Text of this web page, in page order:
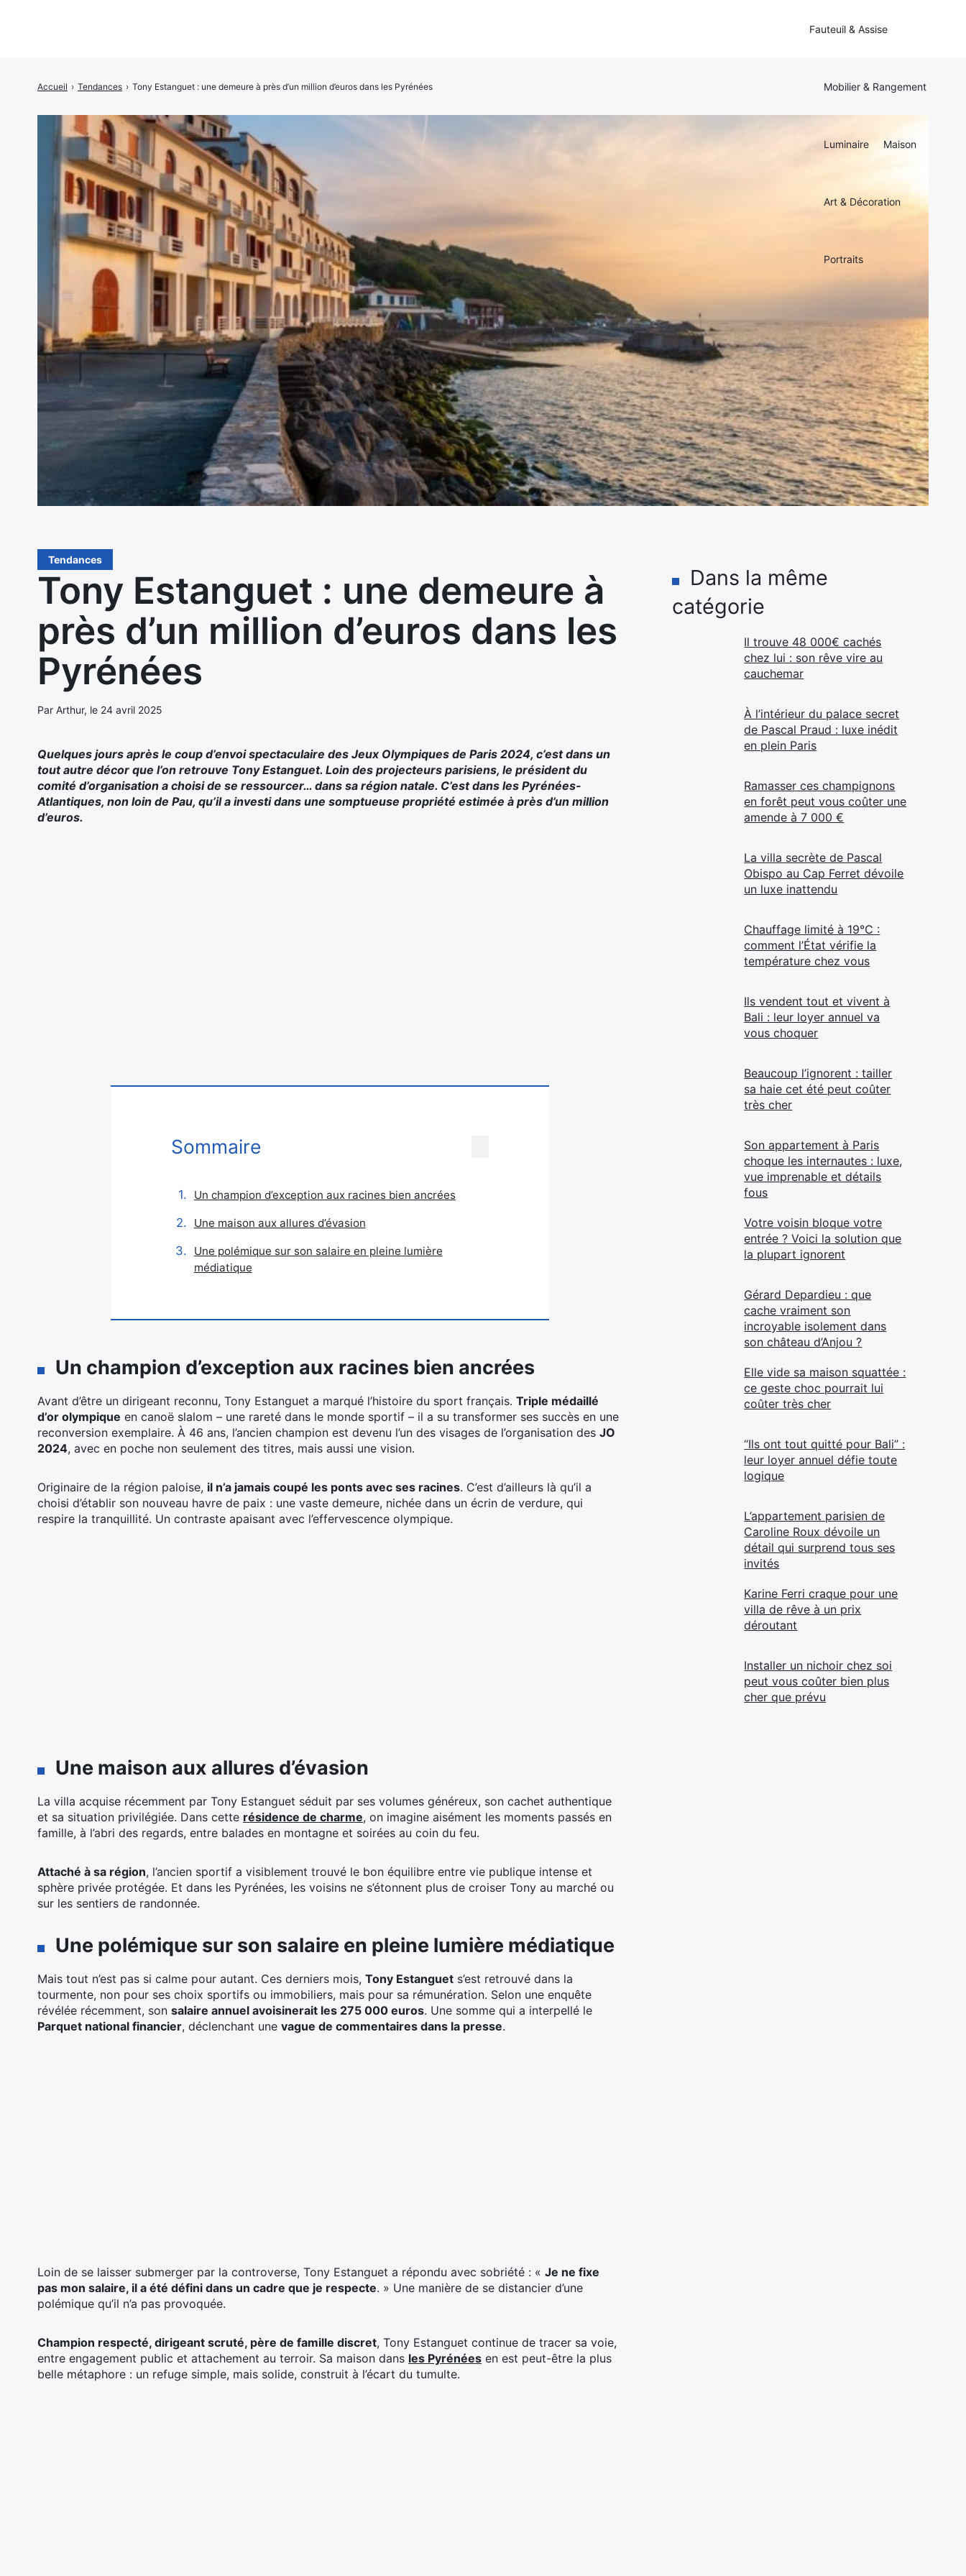
Accueil › Tendances › Tony Estanguet : une demeure à près d’un million d’euros dans les Pyrénées
Tendances
Tony Estanguet : une demeure à
près d’un million d’euros dans les
Pyrénées
Par Arthur, le 24 avril 2025
Quelques jours après le coup d’envoi spectaculaire des Jeux Olympiques de Paris 2024, c’est dans un
tout autre décor que l’on retrouve Tony Estanguet. Loin des projecteurs parisiens, le président du
comité d’organisation a choisi de se ressourcer… dans sa région natale. C’est dans les Pyrénées-
Atlantiques, non loin de Pau, qu’il a investi dans une somptueuse propriété estimée à près d’un million
d’euros.
Sommaire
Un champion d’exception aux racines bien ancrées
Une maison aux allures d’évasion
Une polémique sur son salaire en pleine lumière
médiatique
Un champion d’exception aux racines bien ancrées
Avant d’être un dirigeant reconnu, Tony Estanguet a marqué l’histoire du sport français. Triple médaillé
d’or olympique en canoë slalom – une rareté dans le monde sportif – il a su transformer ses succès en une
reconversion exemplaire. À 46 ans, l’ancien champion est devenu l’un des visages de l’organisation des JO
2024, avec en poche non seulement des titres, mais aussi une vision.
Originaire de la région paloise, il n’a jamais coupé les ponts avec ses racines. C’est d’ailleurs là qu’il a
choisi d’établir son nouveau havre de paix : une vaste demeure, nichée dans un écrin de verdure, qui
respire la tranquillité. Un contraste apaisant avec l’effervescence olympique.
Une maison aux allures d’évasion
La villa acquise récemment par Tony Estanguet séduit par ses volumes généreux, son cachet authentique
et sa situation privilégiée. Dans cette résidence de charme, on imagine aisément les moments passés en
famille, à l’abri des regards, entre balades en montagne et soirées au coin du feu.
Attaché à sa région, l’ancien sportif a visiblement trouvé le bon équilibre entre vie publique intense et
sphère privée protégée. Et dans les Pyrénées, les voisins ne s’étonnent plus de croiser Tony au marché ou
sur les sentiers de randonnée.
Une polémique sur son salaire en pleine lumière médiatique
Mais tout n’est pas si calme pour autant. Ces derniers mois, Tony Estanguet s’est retrouvé dans la
tourmente, non pour ses choix sportifs ou immobiliers, mais pour sa rémunération. Selon une enquête
révélée récemment, son salaire annuel avoisinerait les 275 000 euros. Une somme qui a interpellé le
Parquet national financier, déclenchant une vague de commentaires dans la presse.
Loin de se laisser submerger par la controverse, Tony Estanguet a répondu avec sobriété : « Je ne fixe
pas mon salaire, il a été défini dans un cadre que je respecte. » Une manière de se distancier d’une
polémique qu’il n’a pas provoquée.
Champion respecté, dirigeant scruté, père de famille discret, Tony Estanguet continue de tracer sa voie,
entre engagement public et attachement au terroir. Sa maison dans les Pyrénées en est peut-être la plus
belle métaphore : un refuge simple, mais solide, construit à l’écart du tumulte.
Dans la même
catégorie
Il trouve 48 000€ cachés
chez lui : son rêve vire au
cauchemar
À l’intérieur du palace secret
de Pascal Praud : luxe inédit
en plein Paris
Ramasser ces champignons
en forêt peut vous coûter une
amende à 7 000 €
La villa secrète de Pascal
Obispo au Cap Ferret dévoile
un luxe inattendu
Chauffage limité à 19°C :
comment l’État vérifie la
température chez vous
Ils vendent tout et vivent à
Bali : leur loyer annuel va
vous choquer
Beaucoup l’ignorent : tailler
sa haie cet été peut coûter
très cher
Son appartement à Paris
choque les internautes : luxe,
vue imprenable et détails
fous
Votre voisin bloque votre
entrée ? Voici la solution que
la plupart ignorent
Gérard Depardieu : que
cache vraiment son
incroyable isolement dans
son château d’Anjou ?
Elle vide sa maison squattée :
ce geste choc pourrait lui
coûter très cher
“Ils ont tout quitté pour Bali” :
leur loyer annuel défie toute
logique
L’appartement parisien de
Caroline Roux dévoile un
détail qui surprend tous ses
invités
Karine Ferri craque pour une
villa de rêve à un prix
déroutant
Installer un nichoir chez soi
peut vous coûter bien plus
cher que prévu
Fauteuil & Assise
Mobilier & Rangement
Luminaire Maison
Art & Décoration
Portraits